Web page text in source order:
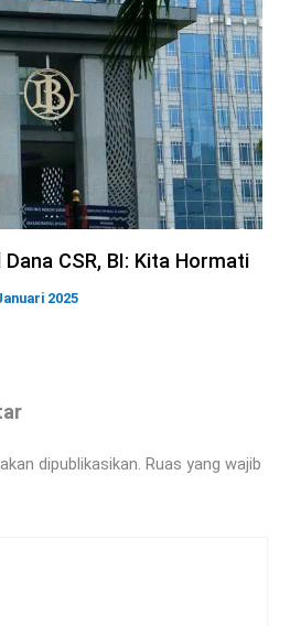
CSR, BI: Kita Hormati
2025
dipublikasikan. Ruas yang wajib